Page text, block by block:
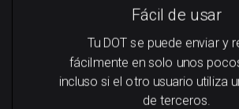
Fácil de usar
Tu DOT se puede enviar y
fácilmente en solo unos
incluso si el otro usuario utiliza
de terceros.